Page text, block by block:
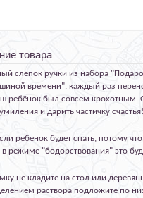
товара
слепок ручки из набора
времени", каждый раз
ребёнок был совсем крохотным.
и дарить частичку счастья!
ребенок будет спать, потому
в режиме "бодорствования" это
не кладите на стол или
раствора подложите по